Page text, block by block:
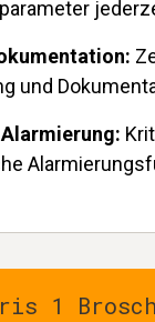
und
1